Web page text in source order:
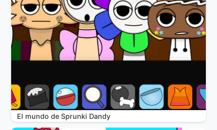
El mundo de Sprunki Dandy